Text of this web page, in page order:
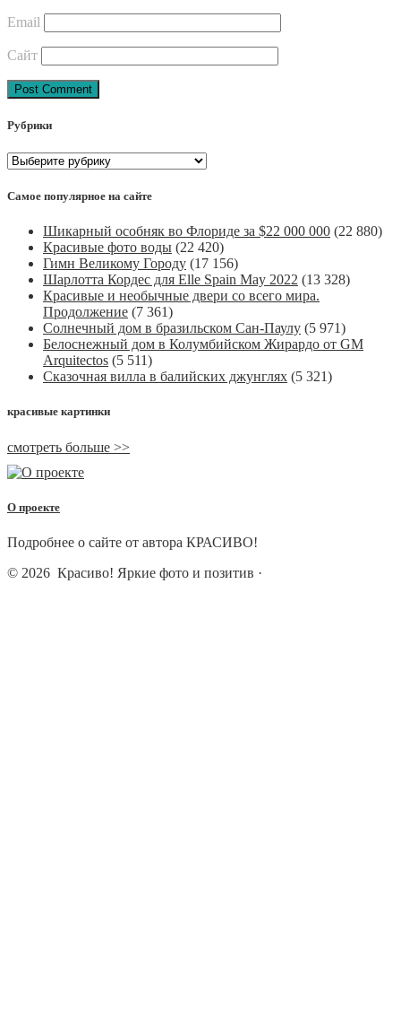
Email
Сайт
Post
navigation
Рубрики
Рубрики
Самое популярное на сайте
Шикарный особняк во Флориде за $22 000 000 (22 880)
Красивые фото воды (22 420)
Гимн Великому Городу (17 156)
Шарлотта Кордес для Elle Spain May 2022 (13 328)
Красивые и необычные двери со всего мира.
Продолжение (7 361)
Солнечный дом в бразильском Сан-Паулу (5 971)
Белоснежный дом в Колумбийском Жирардо от GM
Arquitectos (5 511)
Сказочная вилла в балийских джунглях (5 321)
красивые картинки
смотреть больше >>
О проекте
Подробнее о сайте от автора КРАСИВО!
© 2026 Красиво! Яркие фото и позитив ·